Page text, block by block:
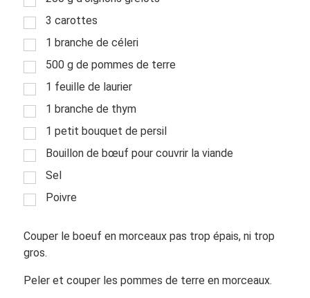
3 carottes
1 branche de céleri
500 g de pommes de terre
1 feuille de laurier
1 branche de thym
1 petit bouquet de persil
Bouillon de bœuf pour couvrir la viande
Sel
Poivre
Couper le boeuf en morceaux pas trop épais, ni trop
gros.
Peler et couper les pommes de terre en morceaux.